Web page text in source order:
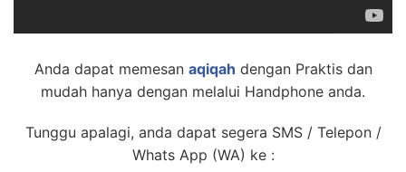
Anda dapat memesan aqiqah dengan Praktis dan
mudah hanya dengan melalui Handphone anda.
Tunggu apalagi, anda dapat segera SMS / Telepon /
Whats App (WA) ke :